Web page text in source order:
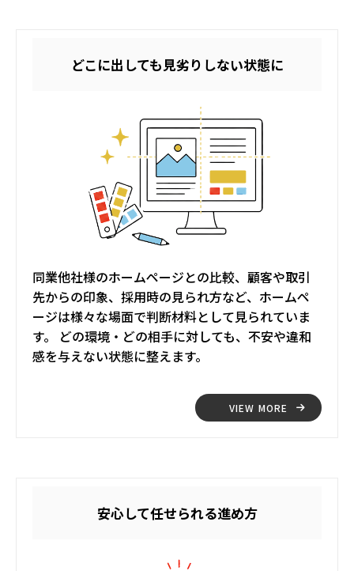
どこに出しても見劣りしない状態に
同業他社様のホームページとの比較、顧客や取引
先からの印象、採用時の見られ方など、ホームペ
ージは様々な場面で判断材料として見られていま
す。 どの環境・どの相手に対しても、不安や違和
感を与えない状態に整えます。
VIEW MORE
安心して任せられる進め方